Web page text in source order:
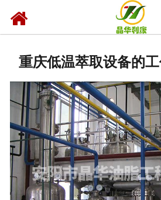
重庆低温萃取设备的